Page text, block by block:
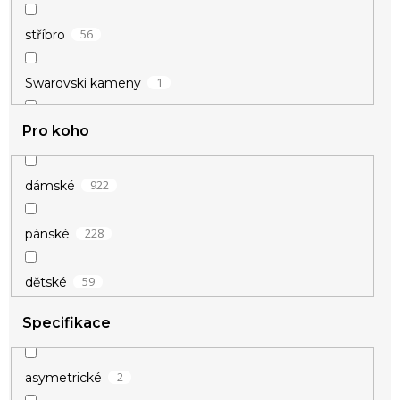
béžová
čirá
stříbro 56
Swarovski kameny 1
stříbro 925/1000
Pro koho
dámské 922
pánské 228
dětské 59
Specifikace
asymetrické 2